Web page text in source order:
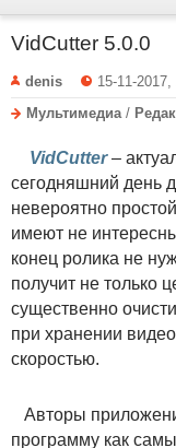
VidCutter 5.0.0
denis 15-11-2017,
Мультимедиа /
VidCutter–
сегодняшний день
невероятно
имеют не
конец ролика не
получит не только
существенно
при хранении
скоростью.
Авторы
программу как